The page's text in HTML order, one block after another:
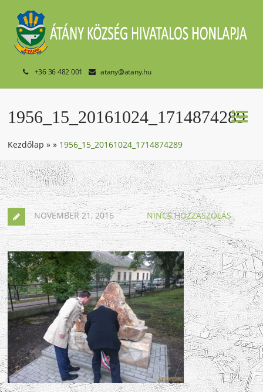
+36 36 482 001 atany@atany.hu
1956_15_20161024_1714874289
Kezdőlap »» 1956_15_20161024_1714874289
NOVEMBER 21, 2016 NINCS HOZZÁSZÓLÁS